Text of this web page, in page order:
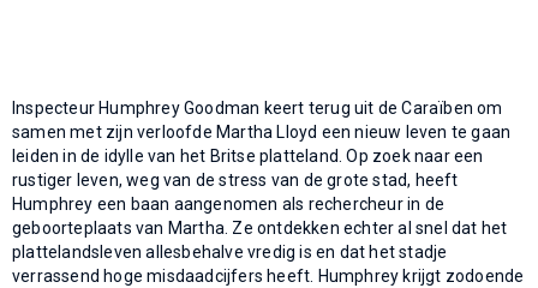
Inspecteur Humphrey Goodman keert terug uit de Caraïben om
samen met zijn verloofde Martha Lloyd een nieuw leven te gaan
leiden in de idylle van het Britse platteland. Op zoek naar een
rustiger leven, weg van de stress van de grote stad, heeft
Humphrey een baan aangenomen als rechercheur in de
geboorteplaats van Martha. Ze ontdekken echter al snel dat het
plattelandsleven allesbehalve vredig is en dat het stadje
verrassend hoge misdaadcijfers heeft. Humphrey krijgt zodoende